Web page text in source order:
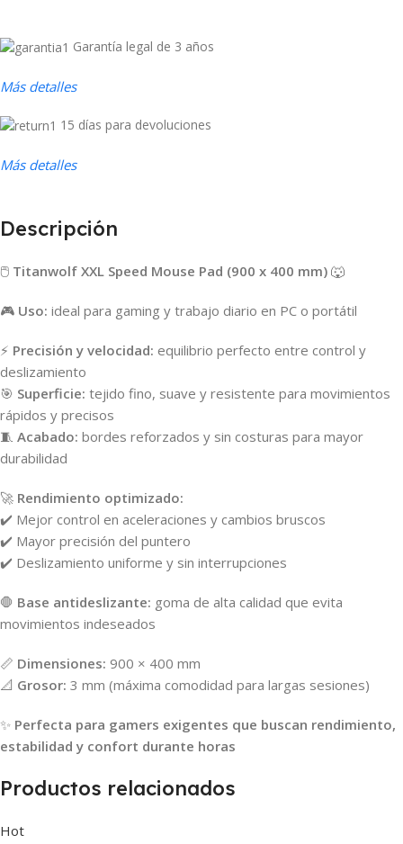
Garantía legal de 3 años
Más detalles
15 días para devoluciones
Más detalles
Descripción
🖱️ Titanwolf XXL Speed Mouse Pad (900 x 400 mm) 🐺
🎮 Uso: ideal para gaming y trabajo diario en PC o portátil
⚡ Precisión y velocidad: equilibrio perfecto entre control y
deslizamiento
🎯 Superficie: tejido fino, suave y resistente para movimientos
rápidos y precisos
🧵 Acabado: bordes reforzados y sin costuras para mayor
durabilidad
🚀 Rendimiento optimizado:
✔️ Mejor control en aceleraciones y cambios bruscos
✔️ Mayor precisión del puntero
✔️ Deslizamiento uniforme y sin interrupciones
🛑 Base antideslizante: goma de alta calidad que evita
movimientos indeseados
📏 Dimensiones: 900 × 400 mm
📐 Grosor: 3 mm (máxima comodidad para largas sesiones)
✨ Perfecta para gamers exigentes que buscan rendimiento,
estabilidad y confort durante horas
Productos relacionados
Hot